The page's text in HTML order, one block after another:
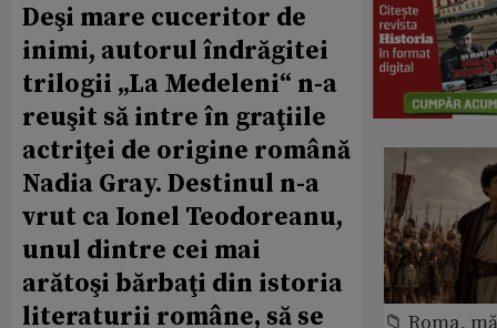
Deşi mare cuceritor de
inimi, autorul îndrăgitei
trilogii „La Medeleni“ n-a
reuşit să intre în graţiile
actriţei de origine română
Nadia Gray. Destinul n-a
vrut ca Ionel Teodoreanu,
unul dintre cei mai
arătoşi bărbaţi din istoria
literaturii române, să se
📁 Roma,